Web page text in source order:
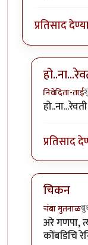
प्रतिसाद
निवेदिता-ताई
In reply to
प्रतिसाद
चिकन
चंबा मुतनाळ
In reply
अरे गणपा,
कोंबडिचि